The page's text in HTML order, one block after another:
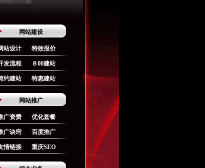
网站建设
站设计 特效报价
发流程 ８00建站
约建站 特惠建站
网站推广
广资费 优化套餐
广诀窍 百度推广
情链接 重庆SEO